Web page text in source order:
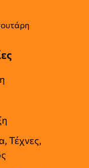
Τέχνες,